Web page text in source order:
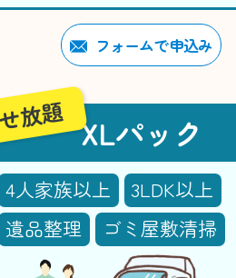
フォームで申込み
XLパック
4人家族以上
3LDK以上
遺品整理
ゴミ屋敷清掃
放題